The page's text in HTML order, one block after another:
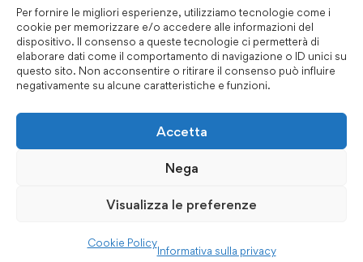
Per fornire le migliori esperienze, utilizziamo tecnologie come i
cookie per memorizzare e/o accedere alle informazioni del
dispositivo. Il consenso a queste tecnologie ci permetterà di
elaborare dati come il comportamento di navigazione o ID unici su
questo sito. Non acconsentire o ritirare il consenso può influire
negativamente su alcune caratteristiche e funzioni.
Accetta
Nega
Visualizza le preferenze
Cookie Policy
Informativa sulla privacy
Metodologia Didattica
Faculty & Staffs
Formazione finanziata
Forum Nazionale Antiriciclaggio
Cookie Policy–Codice Etico